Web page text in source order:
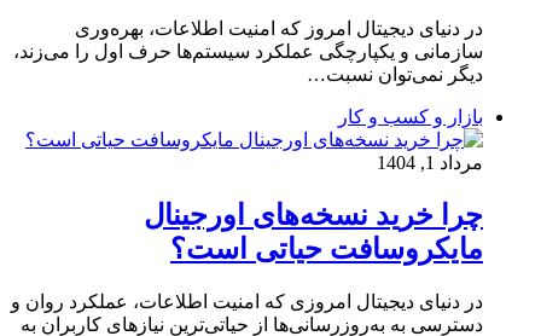
در دنیای دیجیتال امروز که امنیت اطلاعات، بهره‌وری
سازمانی و یکپارچگی عملکرد سیستم‌ها حرف اول را می‌زند،
دیگر نمی‌توان نسبت…
بازار و کسب و کار
مرداد 1, 1404
چرا خرید نسخه‌های اورجینال
مایکروسافت حیاتی است؟
در دنیای دیجیتال امروزی که امنیت اطلاعات، عملکرد روان و
دسترسی به به‌روزرسانی‌ها از حیاتی‌ترین نیازهای کاربران به